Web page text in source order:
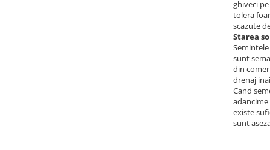
ghiveci
tolera
scazute
Starea
sunt
din
drenaj
Cand
existe
sunt